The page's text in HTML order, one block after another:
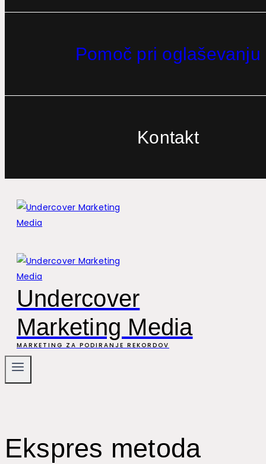
Pomoč pri oglaševanju
Kontakt
Undercover
Marketing Media
MARKETING ZA PODIRANJE REKORDOV
Ekspres metoda